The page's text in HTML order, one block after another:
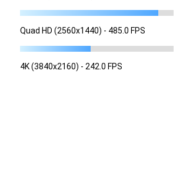
Quad HD (2560x1440) - 485.0 FPS
4K (3840x2160) - 242.0 FPS